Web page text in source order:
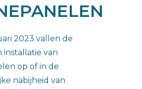
2023 vallen de
installatie van
op of in de
nabijheid van